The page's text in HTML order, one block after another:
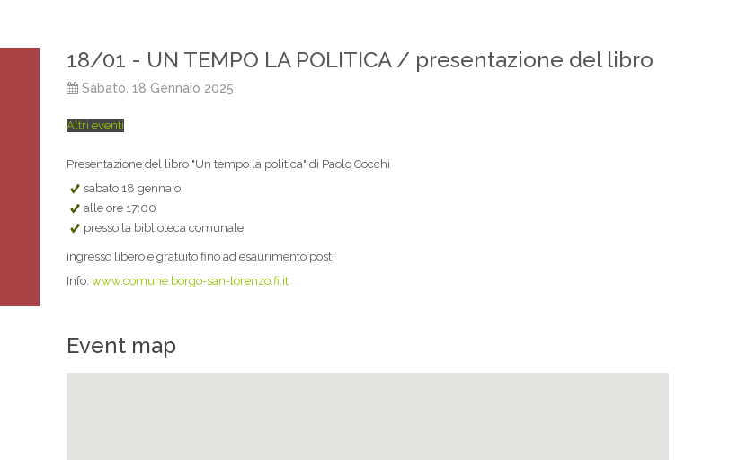
18/01 - UN TEMPO LA POLITICA / presentazione del libro
Sabato, 18 Gennaio 2025
Altri eventi
Presentazione del libro "Un tempo la politica" di Paolo Cocchi
sabato 18 gennaio
alle ore 17:00
presso la biblioteca comunale
ingresso libero e gratuito fino ad esaurimento posti
Info: www.comune.borgo-san-lorenzo.fi.it
Event map